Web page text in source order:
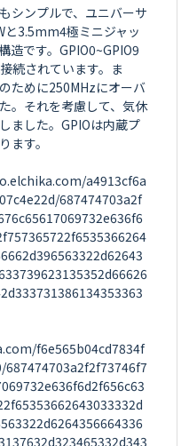
シンプルで、ユニバーサ
3.5mm4極ミニジャッ
造です。GPIO0~GPIO9
続されています。ま
ために250MHzにオーバ
。それを考慮して、気休
ました。GPIOは内蔵プ
ます。
a4913cf6a
687474703a2f
f6e565b04cd7834f